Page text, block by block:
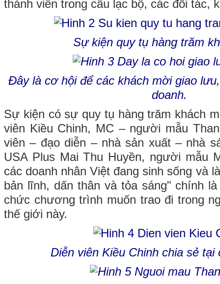
thành viên trong câu lạc bộ, các đối tác,
Sự kiện quy tụ hàng trăm
Đây là cơ hội để các khách mời giao
doanh.
Sự kiện có sự quy tụ hàng trăm khách
viên Kiều Chinh, MC – người mẫu
viên – đạo diễn – nhà sản xuất – nhà
USA Plus Mai Thu Huyền, người mẫu
các doanh nhân Việt đang sinh sống và
bản lĩnh, dấn thân và tỏa sáng" chính
chức chương trình muốn trao đi trong
thế giới này.
Diễn viên Kiều Chinh chia sẻ